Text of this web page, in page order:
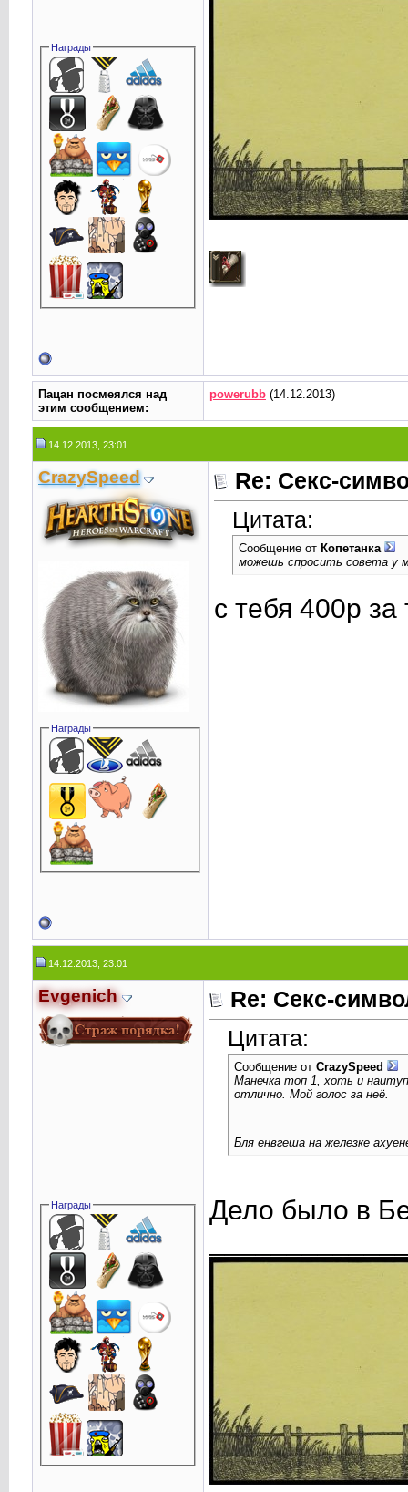
Награды
Пацан посмеялся над
этим сообщением:
powerubb(14.12.2013)
14.12.2013, 23:01
CrаzySpeed
Награды
Re: Секс-
Цитата:
Сообщение от Копетанка
можешь спросить совета у
с тебя 400р за
14.12.2013, 23:01
Evgenich
Награды
Re: Секс-
Цитата:
Сообщение от CrаzySpeed
Манечка топ 1, хоть и
отлично. Мой голос за неё.
Бля енвгеша на железке
Дело было в